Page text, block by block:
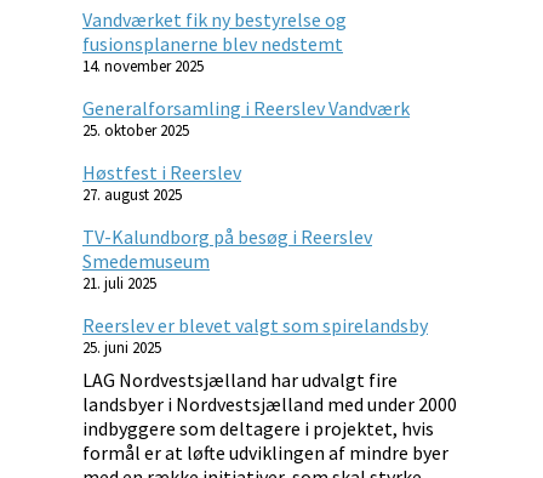
Vandværket fik ny bestyrelse og
fusionsplanerne blev nedstemt
14. november 2025
Generalforsamling i Reerslev Vandværk
25. oktober 2025
Høstfest i Reerslev
27. august 2025
TV-Kalundborg på besøg i Reerslev
Smedemuseum
21. juli 2025
Reerslev er blevet valgt som spirelandsby
25. juni 2025
LAG Nordvestsjælland har udvalgt fire
landsbyer i Nordvestsjælland med under 2000
indbyggere som deltagere i projektet, hvis
formål er at løfte udviklingen af mindre byer